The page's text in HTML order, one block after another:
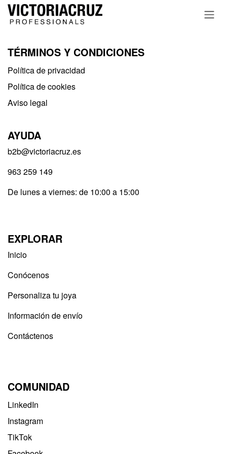
Ir al contenido
TÉRMINOS Y CONDICIONES
Política de privacidad​
Política de cookies
Aviso legal
AYUDA
b2b@victoriacruz.es
963 259 149
De lunes a viernes: de 10:00 a 15:00
EXPLORAR
Inicio
Conócenos
Personaliza tu joya
Información de envío
Contáctenos
COMUNIDAD
LinkedIn
Instagram
TikTok